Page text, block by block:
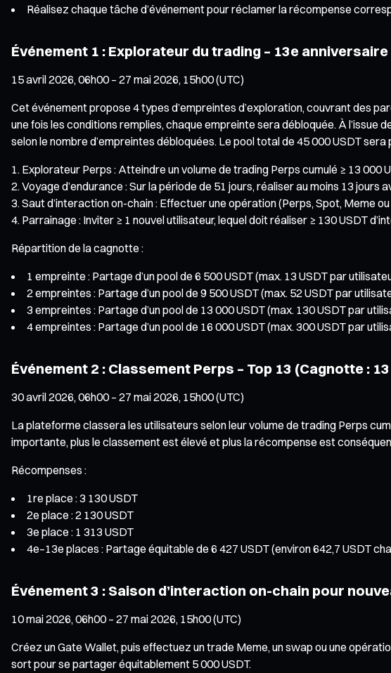
Réalisez chaque tâche d’événement pour réclamer la récompense
Événement 1 : Explorateur du trading – 13e anniversaire
15 avril 2026, 06h00 – 27 mai 2026, 15h00 (UTC)
Cet événement propose 4 types d’empreintes d’exploration, couvrant des
une fois les conditions remplies, chaque empreinte sera débloquée. À
selon le nombre d’empreintes débloquées. Le pool total de 45 000 USDT
Explorateur Perps : Atteindre un volume de trading Perps cumulé ≥ 13 000
Voyage d’endurance : Sur la période de 51 jours, réaliser au moins 13
Saut d’interaction on-chain : Effectuer une opération (Perps, Spot, Meme
Parrainage : Inviter ≥ 1 nouvel utilisateur, lequel doit réaliser ≥ 130 USDT
Répartition de la cagnotte :
1 empreinte : Partage d’un pool de 6 500 USDT (max. 13 USDT par
2 empreintes : Partage d’un pool de 9 500 USDT (max. 52 USDT par
3 empreintes : Partage d’un pool de 13 000 USDT (max. 130 USDT par
4 empreintes : Partage d’un pool de 16 000 USDT (max. 300 USDT par
Événement 2 : Classement Perps – Top 13 (Cagnotte : 13
30 avril 2026, 06h00 – 27 mai 2026, 15h00 (UTC)
La plateforme classera les utilisateurs selon leur volume de trading Perps
importante, plus le classement est élevé et plus la récompense est
Récompenses :
1re place : 3 130 USDT
2e place : 2 130 USDT
3e place : 1 313 USDT
4e–13e places : Partage équitable de 6 427 USDT (environ 642,7 USDT
Événement 3 : Saison d’interaction on-chain pour
10 mai 2026, 06h00 – 27 mai 2026, 15h00 (UTC)
Créez un Gate Wallet, puis effectuez un trade Meme, un swap ou une
sort pour se partager équitablement 5 000 USDT.